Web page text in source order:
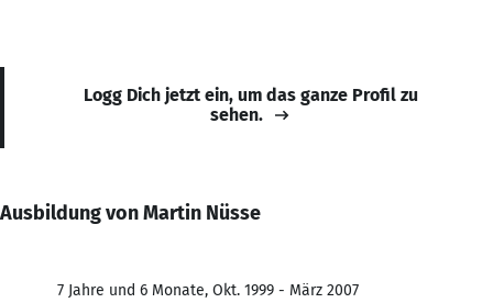
Logg Dich jetzt ein, um das ganze Profil zu
sehen.
Ausbildung von Martin Nüsse
7 Jahre und 6 Monate, Okt. 1999 - März 2007